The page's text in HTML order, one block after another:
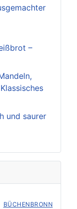
–
und saurer
BÜCHENBRONN